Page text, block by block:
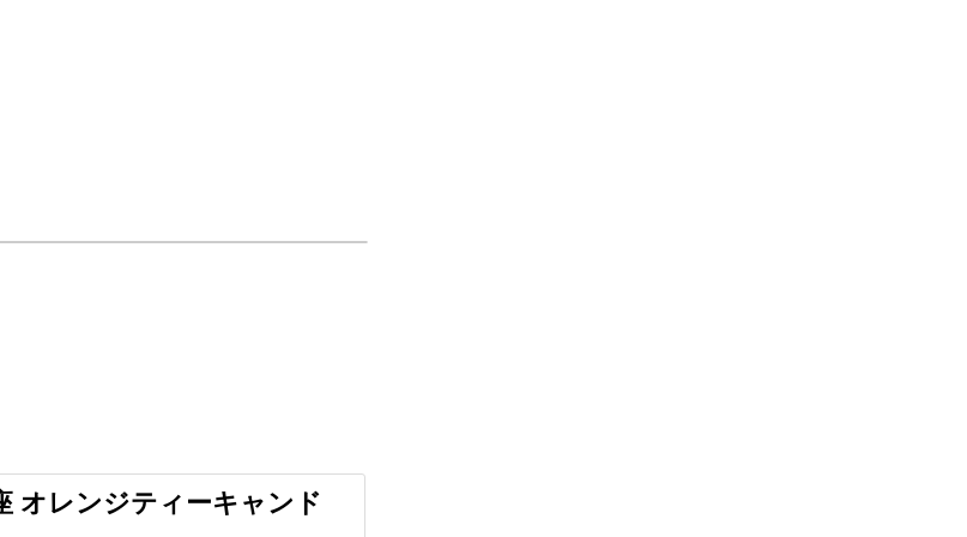
か？
オレンジティーキャンド